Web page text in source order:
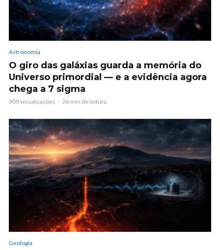
Astronomia
O giro das galáxias guarda a memória do
Universo primordial — e a evidência agora
chega a 7 sigma
909 visualizações 26 min de leitura
Geologia